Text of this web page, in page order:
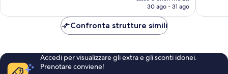
attuale
102 €
30 ago - 31 ago
Confronta strutture simili
Accedi per visualizzare gli extra e gli sconti idonei.
Prenotare conviene!